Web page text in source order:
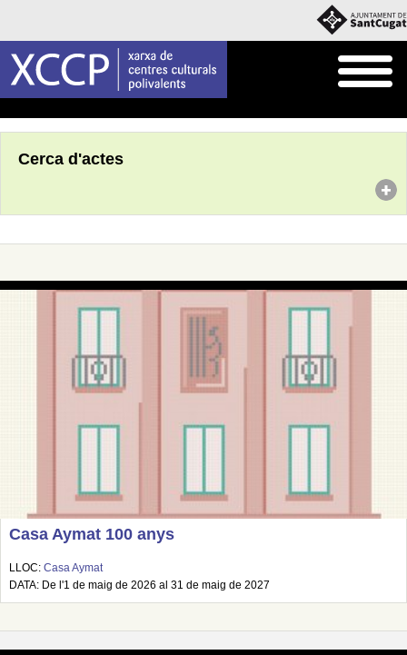
Cerca d'actes
Casa Aymat 100 anys
LLOC: Casa Aymat
DATA: De l'1 de maig de 2026 al 31 de maig de 2027